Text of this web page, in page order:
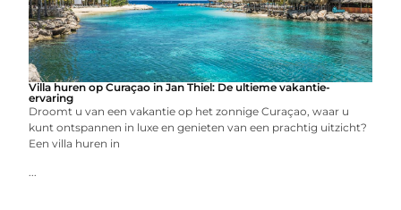
Villa huren op Curaçao in Jan Thiel: De ultieme vakantie-
ervaring
Droomt u van een vakantie op het zonnige Curaçao, waar u
kunt ontspannen in luxe en genieten van een prachtig uitzicht?
Een villa huren in
...